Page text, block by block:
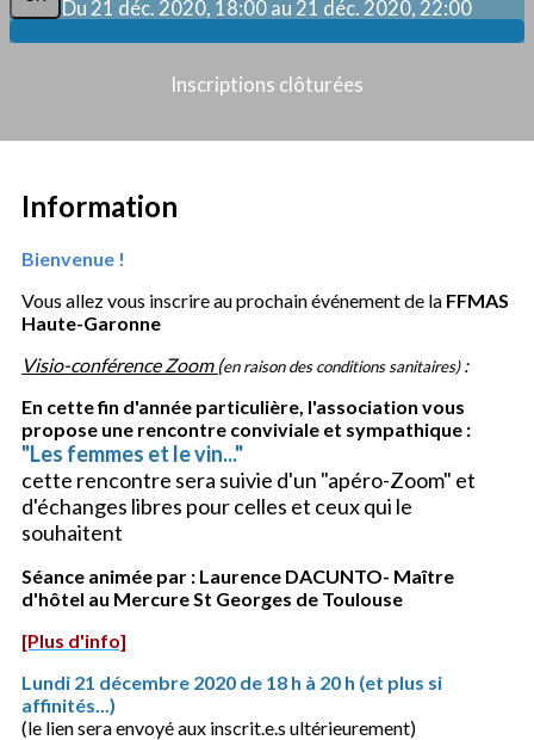
Du 21 déc. 2020, 18:00 au 21 déc. 2020, 22:00
Inscriptions clôturées
Information
Bienvenue !
Vous allez vous inscrire au prochain événement de la FFMAS
Haute-Garonne
Visio-conférence Zoom (en raison des conditions sanitaires):
En cette fin d'année particulière, l'association vous
propose une rencontre conviviale et sympathique :
"Les femmes et le vin..."
cette rencontre sera suivie d'un "apéro-Zoom" et
d'échanges libres pour celles et ceux qui le
souhaitent
Séance animée par : Laurence DACUNTO- Maître
d'hôtel au Mercure St Georges de Toulouse
[Plus d'info]
Lundi 21 décembre 2020 de 18 h à 20 h (et plus si
affinités...)
(le lien sera envoyé aux inscrit.e.s ultérieurement)